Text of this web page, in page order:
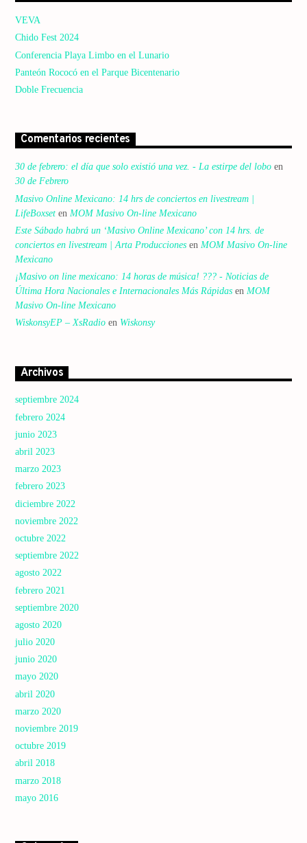
VEVA
Chido Fest 2024
Conferencia Playa Limbo en el Lunario
Panteón Rococó en el Parque Bicentenario
Doble Frecuencia
Comentarios recientes
30 de febrero: el día que solo existió una vez. - La estirpe del lobo en
30 de Febrero
Masivo Online Mexicano: 14 hrs de conciertos en livestream |
LifeBoxset en MOM Masivo On-line Mexicano
Este Sábado habrá un ‘Masivo Online Mexicano’ con 14 hrs. de
conciertos en livestream | Arta Producciones en MOM Masivo On-line
Mexicano
¡Masivo on line mexicano: 14 horas de música! ??? - Noticias de
Última Hora Nacionales e Internacionales Más Rápidas en MOM
Masivo On-line Mexicano
WiskonsyEP – XsRadio en Wiskonsy
Archivos
septiembre 2024
febrero 2024
junio 2023
abril 2023
marzo 2023
febrero 2023
diciembre 2022
noviembre 2022
octubre 2022
septiembre 2022
agosto 2022
febrero 2021
septiembre 2020
agosto 2020
julio 2020
junio 2020
mayo 2020
abril 2020
marzo 2020
noviembre 2019
octubre 2019
abril 2018
marzo 2018
mayo 2016